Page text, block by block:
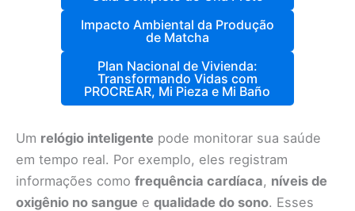
Impacto Ambiental da Produção
de Matcha
Plan Nacional de Vivienda:
Transformando Vidas com
PROCREAR, Mi Pieza e Mi Baño
Um relógio inteligente pode monitorar sua saúde
em tempo real. Por exemplo, eles registram
informações como frequência cardíaca, níveis de
oxigênio no sangue e qualidade do sono. Esses